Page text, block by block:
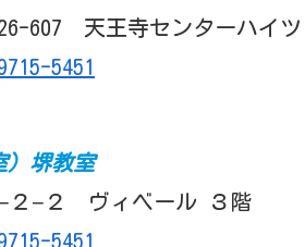
607 天王寺センターハイツ
5451
）堺教室
−２−２ ヴィベール ３階
5451